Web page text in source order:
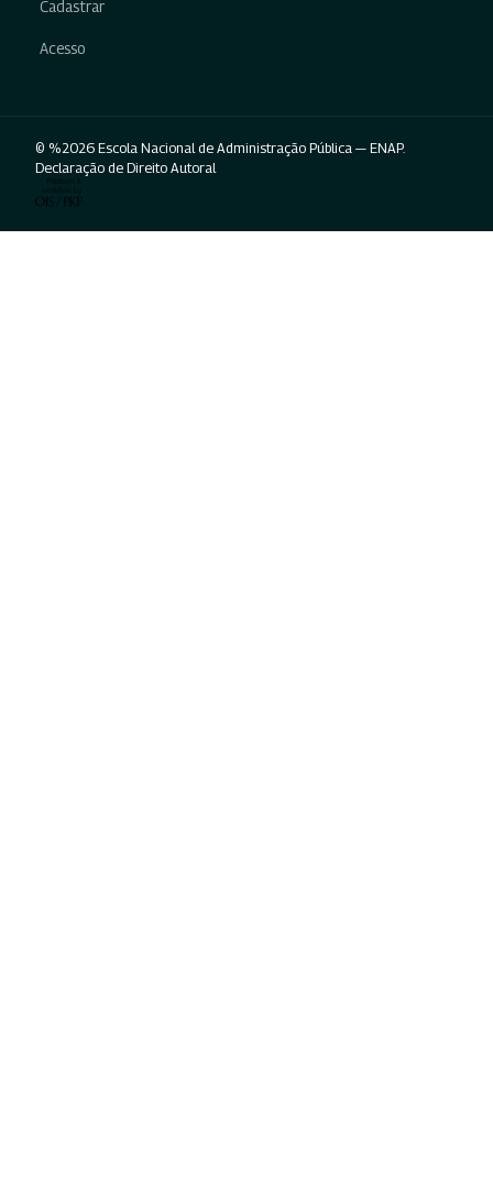
Cadastrar
Acesso
© %2026 Escola Nacional de Administração Pública — ENAP.
Declaração de Direito Autoral